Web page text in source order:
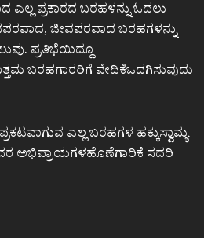
ಪ್ರಕಾರದ ಬರಹಳನ್ನು ಓದಲು
ಜೀವಪರವಾದ ಬರಹಗಳನ್ನು
ಪ್ರತಿಭೆಯಿದ್ದೂ
ಬರಹಗಾರರಿಗೆ ವೇದಿಕೆಒದಗಿಸುವುದು
ಎಲ್ಲ ಬರಹಗಳ ಹಕ್ಕುಸ್ವಾಮ್ಯ
ಅಭಿಪ್ರಾಯಗಳಹೊಣೆಗಾರಿಕೆ ಸದರಿ